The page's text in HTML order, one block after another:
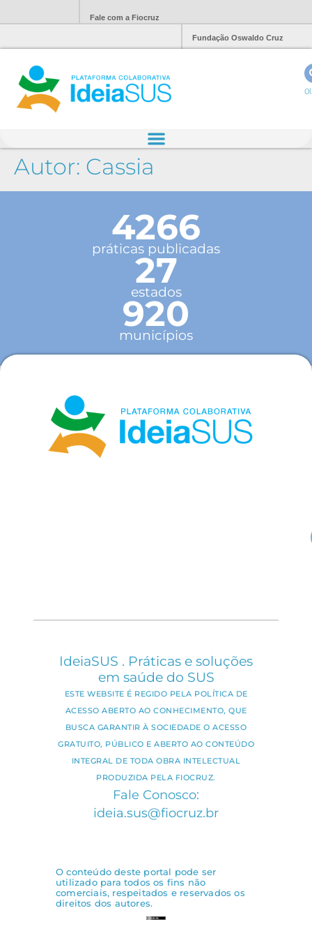
Fale com a Fiocruz
Fundação Oswaldo Cruz
Autor: Cassia
4266
práticas publicadas
27
estados
920
municípios
IdeiaSUS . Práticas e soluções
em saúde do SUS
ESTE WEBSITE É REGIDO PELA POLÍTICA DE
ACESSO ABERTO AO CONHECIMENTO, QUE
BUSCA GARANTIR À SOCIEDADE O ACESSO
GRATUITO, PÚBLICO E ABERTO AO CONTEÚDO
INTEGRAL DE TODA OBRA INTELECTUAL
PRODUZIDA PELA FIOCRUZ.
Fale Conosco:
ideia.sus@fiocruz.br
O conteúdo deste portal pode ser
utilizado para todos os fins não
comerciais, respeitados e reservados os
direitos dos autores.